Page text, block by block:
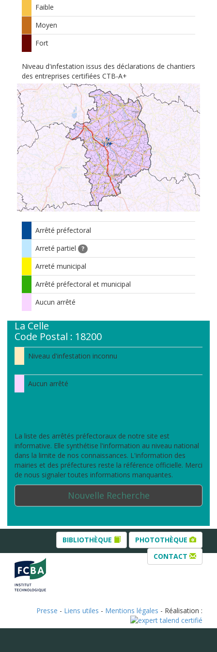
Faible
Moyen
Fort
Niveau d'infestation issus des déclarations de chantiers
des entreprises certifiées CTB-A+
Arrêté préfectoral
Arreté partiel
?
Arreté municipal
Arrêté préfectoral et municipal
Aucun arrêté
La Celle
Code Postal : 18200
Niveau d'infestation inconnu
Aucun arrêté
La liste des arrêtés préfectoraux de notre site est
informative. Elle synthétise l'information au niveau national
dans la limite de nos connaissances. L'information des
mairies et des préfectures reste la référence officielle. Merci
de nous signaler toutes informations manquantes.
Nouvelle Recherche
BIBLIOTHÈQUE
PHOTOTHÈQUE
CONTACT
Presse - Liens utiles - Mentions légales - Réalisation :